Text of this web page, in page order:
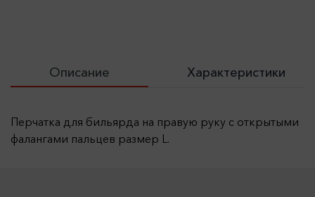
Описание Характеристики
Перчатка для бильярда на правую руку с открытыми
фалангами пальцев размер L.